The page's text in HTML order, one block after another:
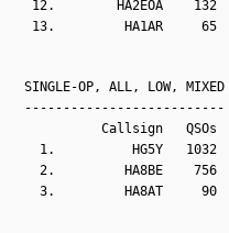
12.        HA2EOA    132
13.         HA1AR     65
SINGLE-OP, ALL, LOW, MIXED
--------------------------
Callsign   QSOs  Points
1.          HG5Y   1032
2.         HA8BE    756
3.         HA8AT     90